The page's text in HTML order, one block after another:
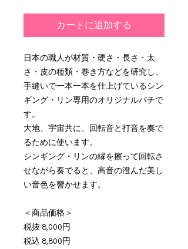
カートに追加する
日本の職人が材質・硬さ・長さ・太
さ・皮の種類・巻き方などを研究し、
手縫いで一本一本を仕上げているシン
ギング・リン専用のオリジナルバチで
す。
大地、宇宙共に、回転音と打音を奏で
るために使います。
シンギング・リンの縁を擦って回転さ
せながら奏でると、高音の澄んだ美し
い音色を響かせます。
＜商品価格＞
税抜 8,000円
税込 8,800円